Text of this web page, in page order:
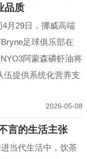
品质
月29日，挪威高端
足球俱乐部在
阿蒙森磷虾油将
伍提供系统化营养支
2026-05-08
言的生活主张
当代生活中，饮茶